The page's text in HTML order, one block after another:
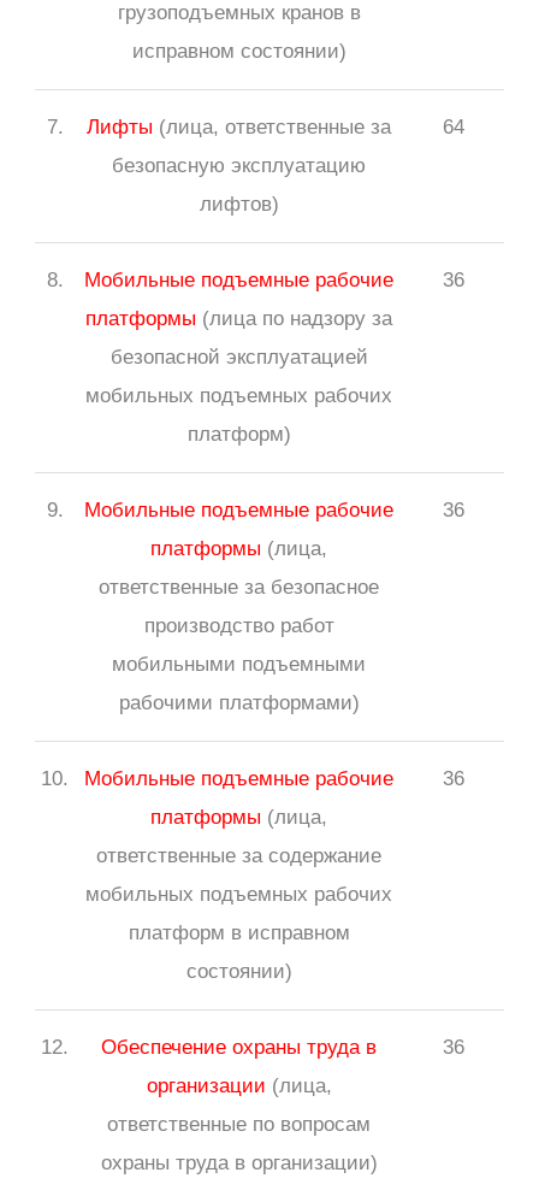
грузоподъемных кранов в
исправном состоянии)
7. Лифты (лица, ответственные за
безопасную эксплуатацию
лифтов)
64
8.
Мобильные подъемные рабочие
платформы (лица по надзору за
безопасной эксплуатацией
мобильных подъемных рабочих
платформ)
36
9.
Мобильные подъемные рабочие
платформы (лица,
ответственные за безопасное
производство работ
мобильными подъемными
рабочими платформами)
36
10.
Мобильные подъемные рабочие
платформы (лица,
ответственные за содержание
мобильных подъемных рабочих
платформ в исправном
состоянии)
36
12.
Обеспечение охраны труда в
организации (лица,
ответственные по вопросам
охраны труда в организации)
36